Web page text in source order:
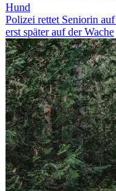
Hund
Polizei rettet Seniorin
erst später auf der Wache